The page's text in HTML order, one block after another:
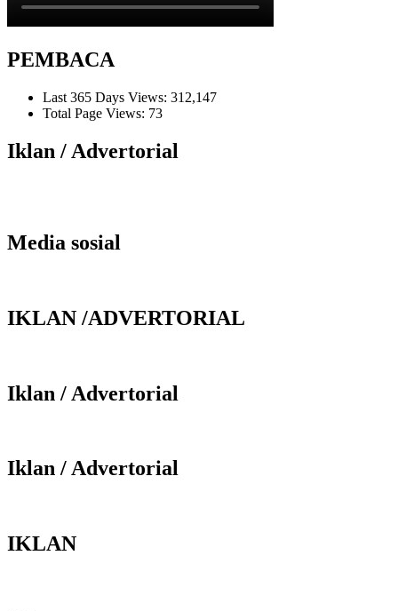
PEMBACA
Last 365 Days Views: 312,147
Total Page Views: 73
Iklan / Advertorial
Media sosial
IKLAN /ADVERTORIAL
Iklan / Advertorial
Iklan / Advertorial
IKLAN